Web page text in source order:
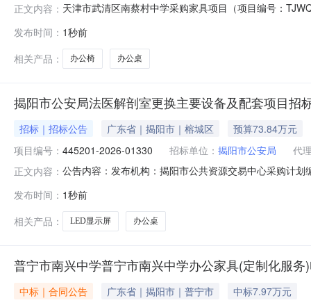
正文内容： 天津市武清区南蔡村中学采购家具项目（项目编号：
2026-ZJ-0064二、项目内容序号商品名称计量单位数量
板，宽
发布时间： 1秒前
相关产品：
办公椅 办公桌
揭阳市公安局法医解剖室更换主要设备及配套项目招
招标｜招标公告 广东省｜揭阳市｜榕城区
预算73.84万元
项目编号： 445201-2026-01330 招标单位： 揭阳市公安局
代
正文内容： 公告内容：发布机构：揭阳市公共资源交易中心采购计
标文件，并于2026年08月28日09时00分（北京时间）
发布时间： 1秒前
相关产品：
LED显示屏 办公桌
普宁市南兴中学普宁市南兴中学办公家具(定制化服
中标｜合同公告 广东省｜揭阳市｜普宁市
中标7.97万元